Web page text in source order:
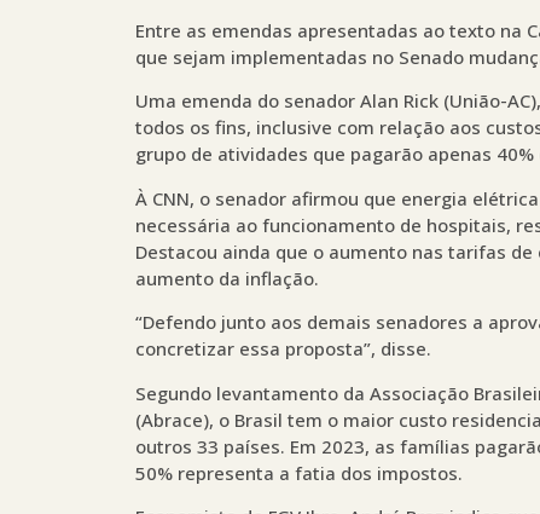
Entre as emendas apresentadas ao texto na
que sejam implementadas no Senado
Uma emenda do senador Alan Rick (União-
todos os fins, inclusive com relação aos
grupo de atividades que pagarão apenas
À CNN, o senador afirmou que energia
necessária ao funcionamento de hospitais,
Destacou ainda que o aumento nas tarifas
aumento da inflação.
“Defendo junto aos demais senadores a
concretizar essa proposta”, disse.
Segundo levantamento da Associação
(Abrace), o Brasil tem o maior custo
outros 33 países. Em 2023, as famílias
50% representa a fatia dos impostos.